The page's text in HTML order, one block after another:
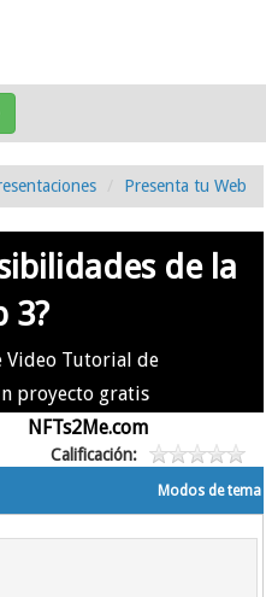
Presenta tu Web
de la
3?
Video Tutorial de
proyecto gratis
NFTs2Me.com
Calificación:
Modos de tema